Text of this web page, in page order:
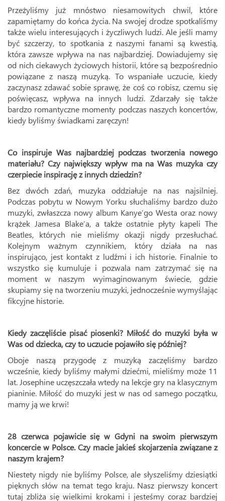
Przeżyliśmy już mnóstwo niesamowitych chwil, które
zapamiętamy do końca życia. Na swojej drodze spotkaliśmy
także wielu interesujących i życzliwych ludzi. Ale jeśli mamy
być szczerzy, to spotkania z naszymi fanami są kwestią,
która zawsze wpływa na nas najbardziej. Dowiadujemy się
od nich ciekawych życiowych historii, które są bezpośrednio
powiązane z naszą muzyką. To wspaniałe uczucie, kiedy
zaczynasz zdawać sobie sprawę, że coś co robisz, czemu się
poświęcasz, wpływa na innych ludzi. Zdarzały się także
bardzo romantyczne momenty podczas naszych koncertów,
kiedy byliśmy świadkami zaręczyn!
Co inspiruje Was najbardziej podczas tworzenia nowego
materiału? Czy największy wpływ ma na Was muzyka czy
czerpiecie inspirację z innych dziedzin?
Bez dwóch zdań, muzyka oddziałuje na nas najsilniej.
Podczas pobytu w Nowym Yorku słuchaliśmy bardzo dużo
muzyki, zwłaszcza nowy album Kanye’go Westa oraz nowy
krążek Jamesa Blake’a, a także ostatnie płyty kapeli The
Beatles, których nie mieliśmy okazji nigdy przesłuchać.
Kolejnym ważnym czynnikiem, który działa na nas
inspirująco, jest kontakt z ludźmi i ich historie. Finalnie to
wszystko się kumuluje i pozwala nam zatrzymać się na
moment w naszym wyimaginowanym świecie, gdzie
skupiamy się na tworzeniu muzyki, jednocześnie wymyślając
fikcyjne historie.
Kiedy zaczęliście pisać piosenki? Miłość do muzyki była w
Was od dziecka, czy to uczucie pojawiło się później?
Oboje naszą przygodę z muzyką zaczęliśmy bardzo
wcześnie, kiedy byliśmy małymi dziećmi, mieliśmy może 11
lat. Josephine uczęszczała wtedy na lekcje gry na klasycznym
pianinie. Miłość do muzyki jest w nas od samego początku,
mamy ją we krwi!
28 czerwca pojawicie się w Gdyni na swoim pierwszym
koncercie w Polsce. Czy macie jakieś skojarzenia związane z
naszym krajem?
Niestety nigdy nie byliśmy Polsce, ale słyszeliśmy dziesiątki
pięknych słów na temat tego kraju. Nasz pierwszy koncert
tutaj zbliża się wielkimi krokami i jesteśmy coraz bardziej